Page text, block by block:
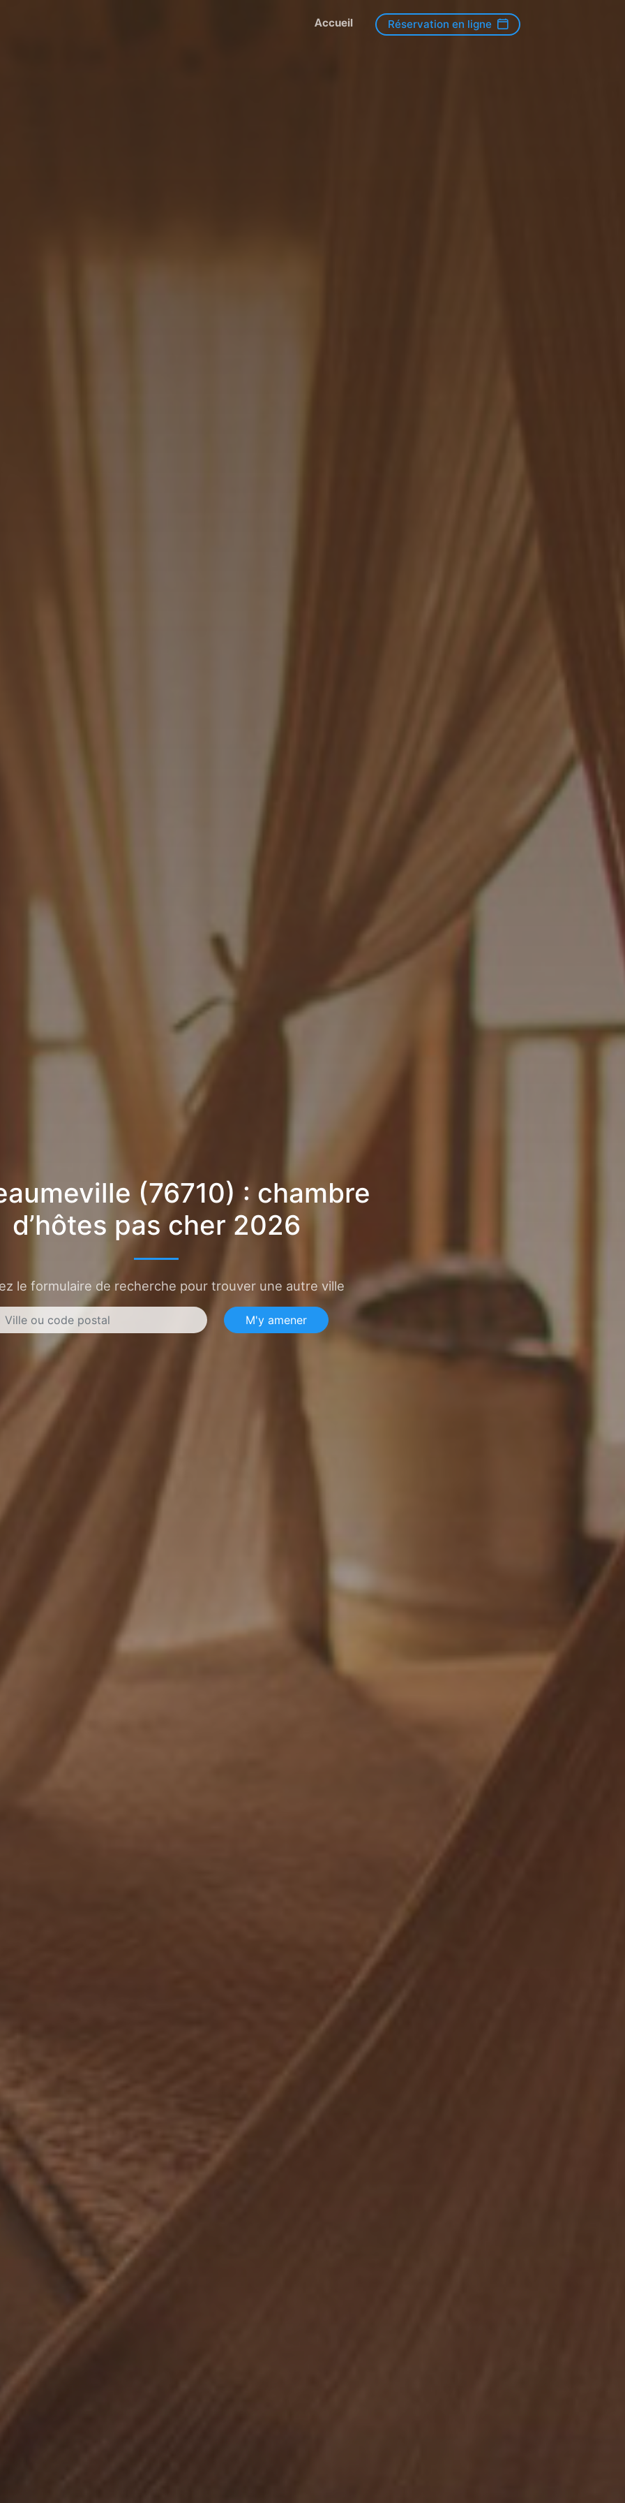
Accueil Réservation en ligne
(76710) : chambre
d’hôtes pas cher 2026
le formulaire de recherche pour trouver une autre ville
M'y amener